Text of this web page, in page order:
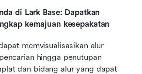
di Lark Base: Dapatkan
kemajuan kesepakatan
memvisualisasikan alur
hingga penutupan
dan bidang alur yang dapat